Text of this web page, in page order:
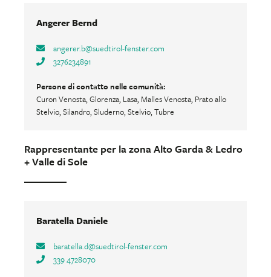
Angerer Bernd
angerer.b@suedtirol-fenster.com
3276234891
Persone di contatto nelle comunità:
Curon Venosta, Glorenza, Lasa, Malles Venosta, Prato allo
Stelvio, Silandro, Sluderno, Stelvio, Tubre
Rappresentante per la zona Alto Garda & Ledro
+ Valle di Sole
Baratella Daniele
baratella.d@suedtirol-fenster.com
339 4728070